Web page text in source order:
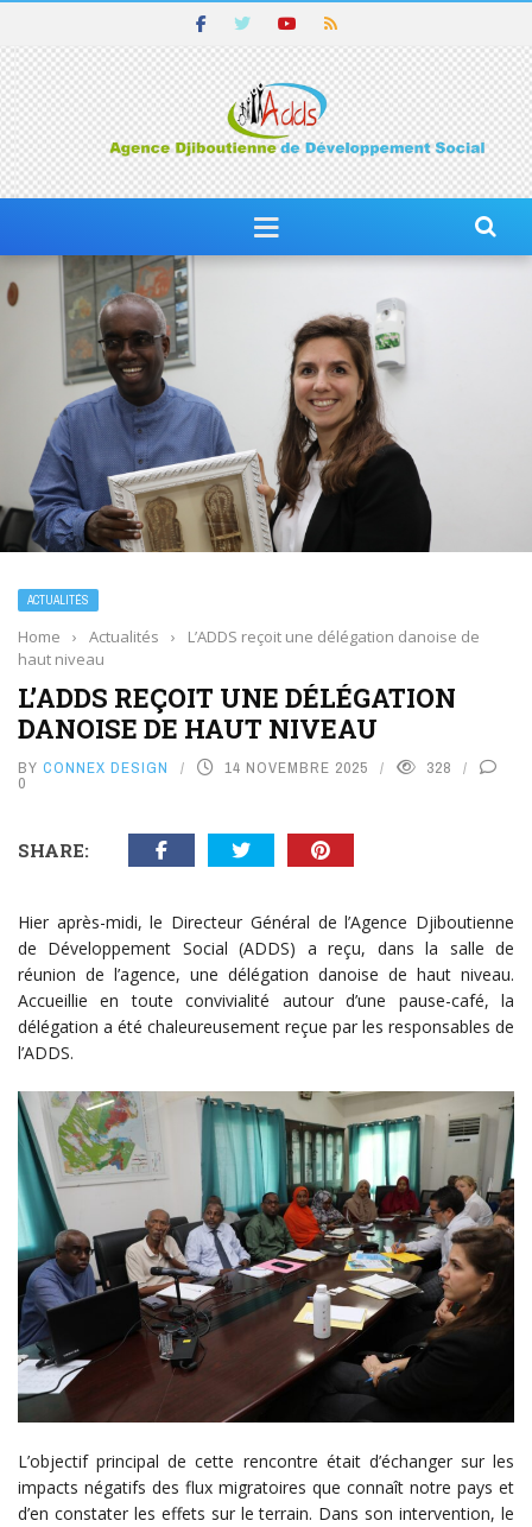
ACTUALITÉS
Home › Actualités ›
L’ADDS reçoit une délégation danoise de
haut niveau
L’ADDS REÇOIT UNE DÉLÉGATION
DANOISE DE HAUT NIVEAU
BY CONNEX DESIGN 14 NOVEMBRE 2025 328
0
SHARE:
Hier après-midi, le Directeur Général de l’Agence Djiboutienne
de Développement Social (ADDS) a reçu, dans la salle de
réunion de l’agence, une délégation danoise de haut niveau.
Accueillie en toute convivialité autour d’une pause-café, la
délégation a été chaleureusement reçue par les responsables de
l’ADDS.
L’objectif principal de cette rencontre était d’échanger sur les
impacts négatifs des flux migratoires que connaît notre pays et
d’en constater les effets sur le terrain. Dans son intervention, le